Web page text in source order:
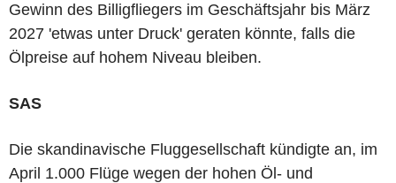
Gewinn des Billigfliegers im Geschäftsjahr bis März
2027 'etwas unter Druck' geraten könnte, falls die
Ölpreise auf hohem Niveau bleiben.
SAS
Die skandinavische Fluggesellschaft kündigte an, im
April 1.000 Flüge wegen der hohen Öl- und